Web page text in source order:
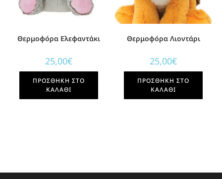
Θερμοφόρα Ελεφαντάκι
25,00€
ΠΡΟΣΘΉΚΗ ΣΤΟ
ΚΑΛΆΘΙ
Θερμοφόρα Λιοντάρι
25,00€
ΠΡΟΣΘΉΚΗ ΣΤΟ
ΚΑΛΆΘΙ